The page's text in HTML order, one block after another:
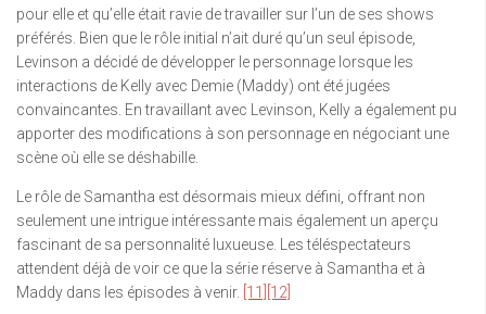
pour elle et qu’elle était ravie de travailler sur l’un de ses shows
préférés. Bien que le rôle initial n’ait duré qu’un seul épisode,
Levinson a décidé de développer le personnage lorsque les
interactions de Kelly avec Demie (Maddy) ont été jugées
convaincantes. En travaillant avec Levinson, Kelly a également pu
apporter des modifications à son personnage en négociant une
scène où elle se déshabille.
Le rôle de Samantha est désormais mieux défini, offrant non
seulement une intrigue intéressante mais également un aperçu
fascinant de sa personnalité luxueuse. Les téléspectateurs
attendent déjà de voir ce que la série réserve à Samantha et à
Maddy dans les épisodes à venir. [11] [12]